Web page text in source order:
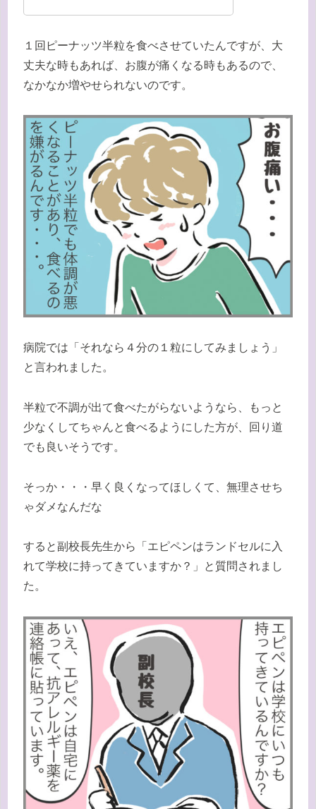
１回ピーナッツ半粒を食べさせていたんですが、大
丈夫な時もあれば、お腹が痛くなる時もあるので、
なかなか増やせられないのです。
病院では「それなら４分の１粒にしてみましょう」
と言われました。
半粒で不調が出て食べたがらないようなら、もっと
少なくしてちゃんと食べるようにした方が、回り道
でも良いそうです。
そっか・・・早く良くなってほしくて、無理させち
ゃダメなんだな
すると副校長先生から「エピペンはランドセルに入
れて学校に持ってきていますか？」と質問されまし
た。